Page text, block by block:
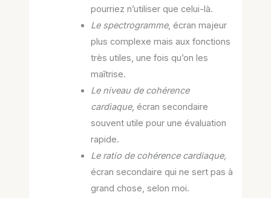
pourriez n’utiliser que celui-là.
Le spectrogramme, écran majeur
plus complexe mais aux fonctions
très utiles, une fois qu’on les
maîtrise.
Le niveau de cohérence
cardiaque, écran secondaire
souvent utile pour une évaluation
rapide.
Le ratio de cohérence cardiaque,
écran secondaire qui ne sert pas à
grand chose, selon moi.